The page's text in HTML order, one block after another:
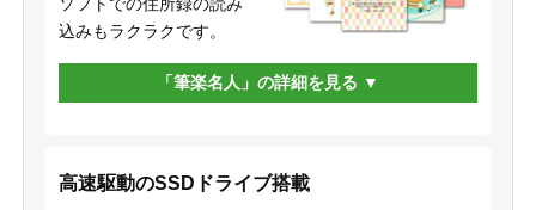
込みもラクラクです。
「筆楽名人」の詳細を見る
高速駆動のSSDドライブ搭載